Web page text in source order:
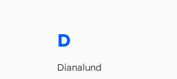
D
Dianalund